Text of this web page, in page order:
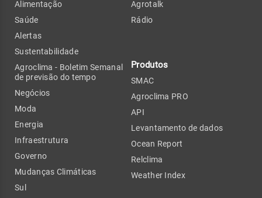
Alimentação
Saúde
Alertas
Sustentabilidade
Agroclima - Boletim Semanal
de previsão do tempo
Negócios
Moda
Energia
Infraestrutura
Governo
Mudanças Climáticas
Sul
Agrotalk
Rádio
Produtos
SMAC
Agroclima PRO
API
Levantamento de dados
Ocean Report
Relclima
Weather Index